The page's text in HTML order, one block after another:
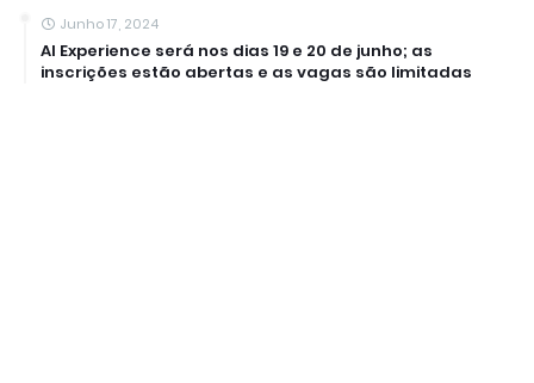
Junho 17, 2024
AI Experience será nos dias 19 e 20 de junho; as
inscrições estão abertas e as vagas são limitadas